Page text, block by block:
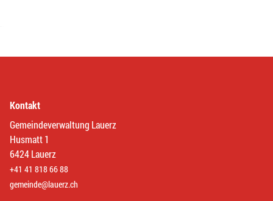
Kontakt
Gemeindeverwaltung Lauerz
Husmatt 1
6424 Lauerz
+41 41 818 66 88
gemeinde@lauerz.ch